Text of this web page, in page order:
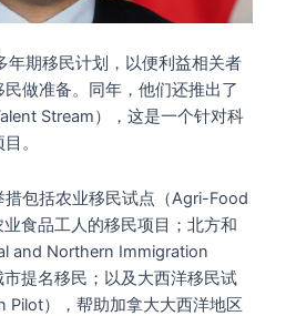
年期移民计划，以便利益相关者
做准备。同年，他们还推出了
Stream），这是一个针对科
。
措包括农业移民试点（Agri-Food
食品工人的移民项目；北方和
and Northern Immigration
提名移民；以及大西洋移民试
Pilot），帮助加拿大大西洋地区